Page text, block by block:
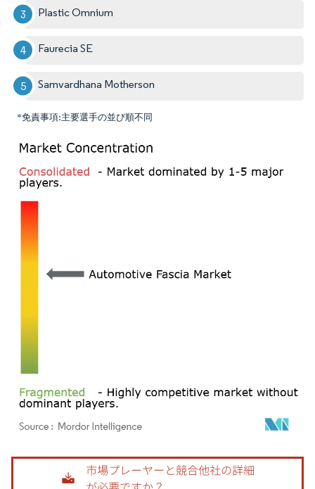
Plastic Omnium
Faurecia SE
Samvardhana Motherson
*免責事項:主要選手の並び順不同
画像 © Mordor Intelligence。再利用にはCC BY 4.0の表示が必要です。